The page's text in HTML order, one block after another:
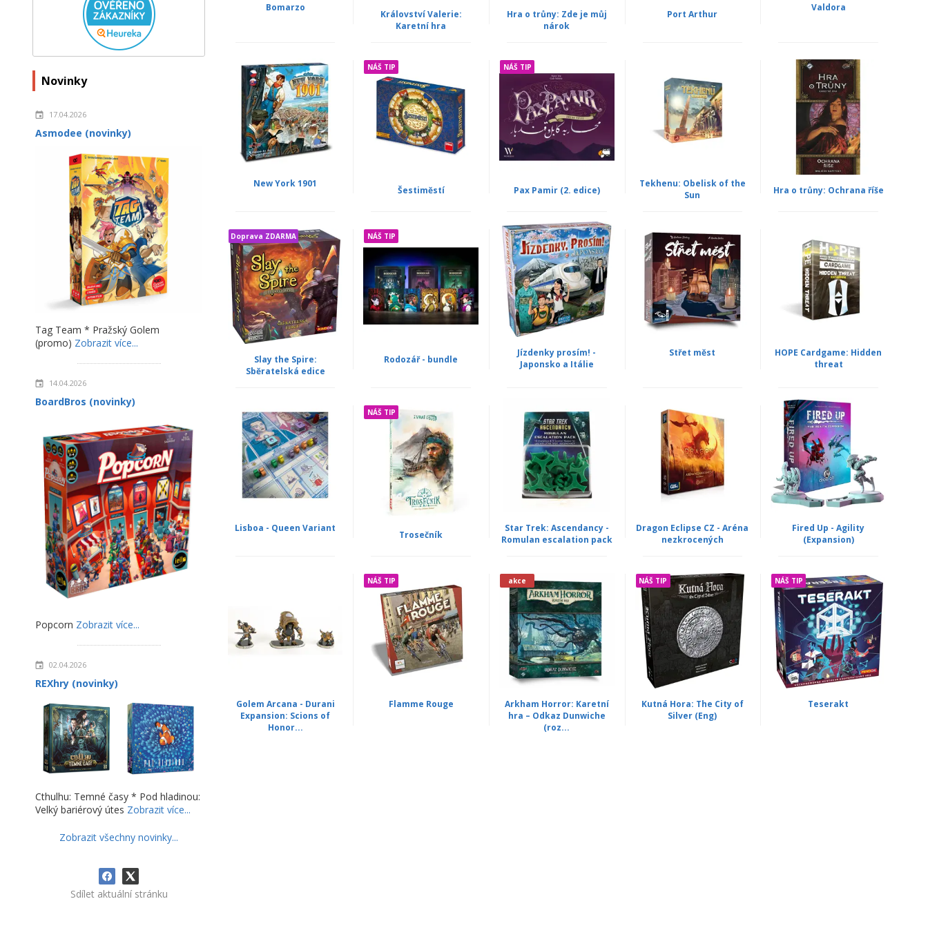
Novinky
17.04.2026
Asmodee (novinky)
Tag Team * Pražský Golem
(promo) Zobrazit více...
14.04.2026
BoardBros (novinky)
Popcorn Zobrazit více...
02.04.2026
REXhry (novinky)
Cthulhu: Temné časy * Pod hladinou:
Velký bariérový útes Zobrazit více...
Zobrazit všechny novinky...
Sdílet aktuální stránku
Bomarzo
Království Valerie:
Karetní hra
Hra o trůny: Zde je můj
nárok
Port Arthur
Valdora
New York 1901
NÁŠ TIP
Šestiměstí
NÁŠ TIP
Pax Pamir (2. edice)
Tekhenu: Obelisk of the
Sun
Hra o trůny: Ochrana říše
Doprava ZDARMA
Slay the Spire:
Sběratelská edice
NÁŠ TIP
Rodozář - bundle
Jízdenky prosím! -
Japonsko a Itálie
Střet měst
HOPE Cardgame: Hidden
threat
Lisboa - Queen Variant
NÁŠ TIP
Trosečník
Star Trek: Ascendancy -
Romulan escalation pack
Dragon Eclipse CZ - Aréna
nezkrocených
Fired Up - Agility
(Expansion)
Golem Arcana - Durani
Expansion: Scions of
Honor...
NÁŠ TIP
Flamme Rouge
akce
Arkham Horror: Karetní
hra – Odkaz Dunwiche
(roz...
NÁŠ TIP
Kutná Hora: The City of
Silver (Eng)
NÁŠ TIP
Teserakt